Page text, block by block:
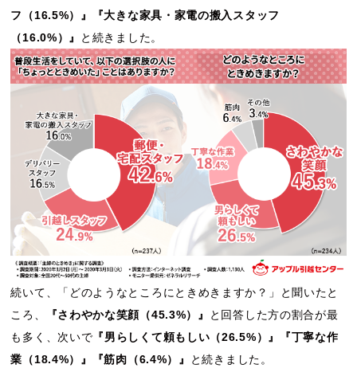
フ（16.5%）』『大きな家具・家電の搬入スタッフ
（16.0%）』
と続きました。
続いて、「どのようなところにときめきますか？」と聞いたと
ころ、
『さわやかな笑顔（45.3%）』
と回答した方の割合が最
も多く、次いで 『男らしくて頼もしい（26.5%）』『丁寧な作
業（18.4%）』『筋肉（6.4%）』
と続きました。